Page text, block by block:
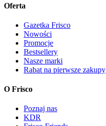
Oferta
Gazetka Frisco
Nowości
Promocje
Bestsellery
Nasze marki
Rabat na pierwsze zakupy
O Frisco
Poznaj nas
KDR